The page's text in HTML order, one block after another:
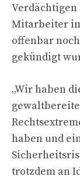
Mitarbeiter
offenbar
gekündigt
„Wir haben
gewaltbereite
haben und
trotzdem an